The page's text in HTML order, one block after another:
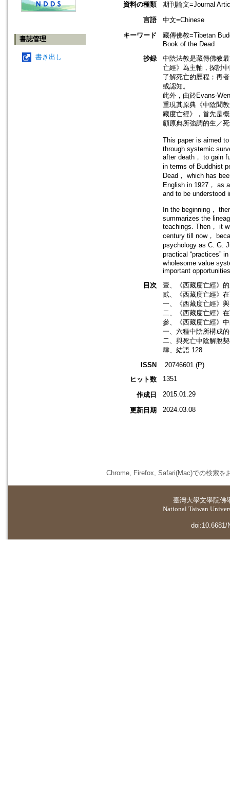
書誌管理
書き出し
資料の種類
期刊論文=Journal
言語
中文=Chinese
キーワード
藏傳佛教=Tibetan
Book of the Dead
抄録
中陰法教是藏傳佛教
亡經》為主軸，探討
了解死亡的歷程；再
或認知。
此外，由於Evans-
重現其原典《中陰聞
藏度亡經》，首先是
顧原典所強調的生／
This paper is aimed
through systemic
after death， to gain
in terms of Buddhist
Dead， which has
English in 1927， as
and to be understood
In the beginning，
summarizes the
teachings. Then， it
century till now，
psychology as C. G.
practical “practices”
wholesome value
important
目次
壹、《西藏度亡經》
貳、《西藏度亡經》
一、《西藏度亡經》
二、《西藏度亡經》
參、《西藏度亡經》
一、六種中陰所構成
二、與死亡中陰解脫
肆、結語 128
ISSN
20746601 (P)
ヒット数
1351
作成日 2015.01.29
更新日期 2024.03.08
Chrome, Firefox, Safari(Mac)での検索を
臺灣大學文學院佛
National Taiwan
doi:10.6681/